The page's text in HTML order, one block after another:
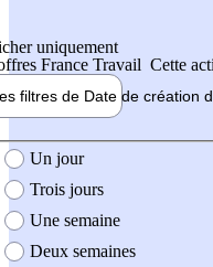
uniquement
France Travail Cette
filtres de Date de création
création de l'offre
Un jour
Trois jours
Une semaine
Deux semaines